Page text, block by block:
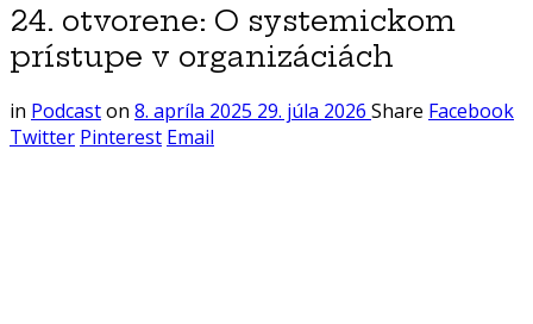
24. otvorene: O systemickom
prístupe v organizáciách
in Podcaston 8. apríla 2025 29. júla 2026 Share Facebook
Twitter Pinterest Email